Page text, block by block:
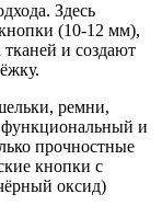
Здесь
(10-12 мм),
и создают
ремни,
и
прочностные
кнопки с
оксид)